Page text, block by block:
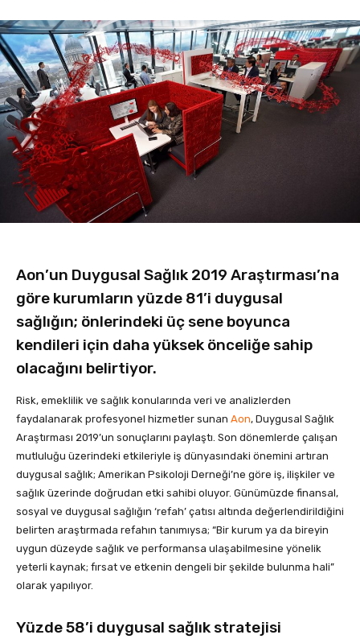
Aon’un Duygusal Sağlık 2019 Araştırması’na
göre kurumların yüzde 81’i duygusal
sağlığın; önlerindeki üç sene boyunca
kendileri için daha yüksek önceliğe sahip
olacağını belirtiyor.
Risk, emeklilik ve sağlık konularında veri ve analizlerden
faydalanarak profesyonel hizmetler sunan Aon, Duygusal Sağlık
Araştırması 2019’un sonuçlarını paylaştı. Son dönemlerde çalışan
mutluluğu üzerindeki etkileriyle iş dünyasındaki önemini artıran
duygusal sağlık; Amerikan Psikoloji Derneği’ne göre iş, ilişkiler ve
sağlık üzerinde doğrudan etki sahibi oluyor. Günümüzde finansal,
sosyal ve duygusal sağlığın ‘refah’ çatısı altında değerlendirildiğini
belirten araştırmada refahın tanımıysa; “Bir kurum ya da bireyin
uygun düzeyde sağlık ve performansa ulaşabilmesine yönelik
yeterli kaynak; fırsat ve etkenin dengeli bir şekilde bulunma hali”
olarak yapılıyor.
Yüzde 58’i duygusal sağlık stratejisi